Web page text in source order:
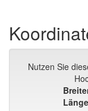
Nutzen Sie